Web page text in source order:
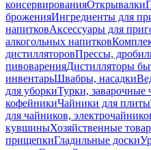
консервированияОткрывалки
броженияИнгредиенты для
напитковАксессуары для
алкогольных напитков
дистилляторовПрессы,
пивоваренияДистилляторы
инвентарьШвабры, насадки
для уборкиТурки, заварочные
кофейникиЧайники для плиты
для чайников,
кувшиныХозяйственные
прищепкиГладильные доски